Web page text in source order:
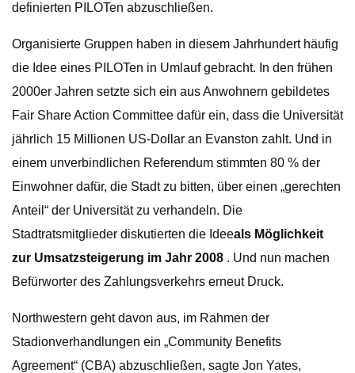
definierten PILOTen abzuschließen.
Organisierte Gruppen haben in diesem Jahrhundert häufig
die Idee eines PILOTen in Umlauf gebracht. In den frühen
2000er Jahren setzte sich ein aus Anwohnern gebildetes
Fair Share Action Committee dafür ein, dass die Universität
jährlich 15 Millionen US-Dollar an Evanston zahlt. Und in
einem unverbindlichen Referendum stimmten 80 % der
Einwohner dafür, die Stadt zu bitten, über einen „gerechten
Anteil“ der Universität zu verhandeln. Die
Stadtratsmitglieder diskutierten die Ideeals Möglichkeit
zur Umsatzsteigerung im Jahr 2008 . Und nun machen
Befürworter des Zahlungsverkehrs erneut Druck.
Northwestern geht davon aus, im Rahmen der
Stadionverhandlungen ein „Community Benefits
Agreement“ (CBA) abzuschließen, sagte Jon Yates,